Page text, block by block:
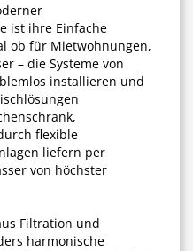
ist ihre Einfache
ob für Mietwohnungen,
– die Systeme von
installieren und
flexible
liefern per
von höchster
Filtration und
harmonische